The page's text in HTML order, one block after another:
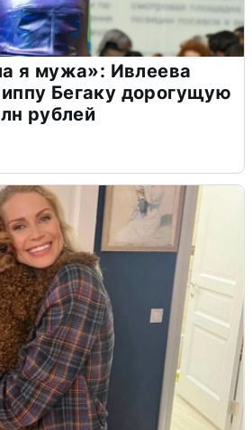
я мужа»: Ивлеева
Бегаку дорогущую
рублей